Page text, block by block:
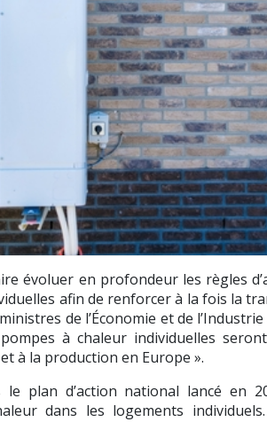
évoluer en profondeur les règles
afin de renforcer à la fois la
de l’Économie et de
à chaleur individuelles
à la production en Europe ».
le plan d’action national lancé en
dans les logements